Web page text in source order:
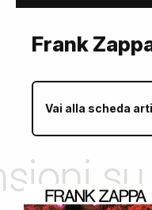
Frank
Vai alla scheda